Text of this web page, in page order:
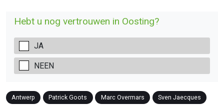
Hebt u nog vertrouwen in Oosting?
JA
NEEN
Antwerp Patrick Goots Marc Overmars Sven Jaecques